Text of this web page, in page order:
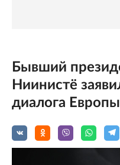
Бывший
Ниинистё
диалога